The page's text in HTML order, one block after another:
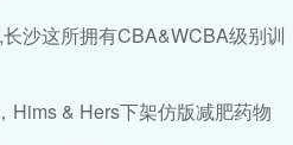
沙这所拥有CBA&WCBA级别训
Hims & Hers下架仿版减肥药物